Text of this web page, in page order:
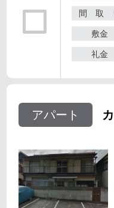
間 取
敷金
礼金
アパート